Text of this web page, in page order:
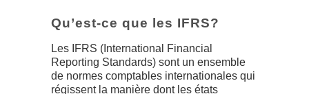
Qu’est-ce que les IFRS?
Les IFRS (International Financial
Reporting Standards) sont un ensemble
de normes comptables internationales qui
régissent la manière dont les états